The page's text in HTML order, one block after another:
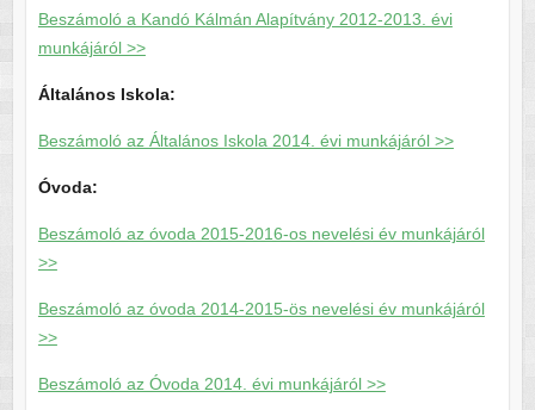
Beszámoló a Kandó Kálmán Alapítvány 2012-2013. évi
munkájáról >>
Általános Iskola:
Beszámoló az Általános Iskola 2014. évi munkájáról >>
Óvoda:
Beszámoló az óvoda 2015-2016-os nevelési év munkájáról
>>
Beszámoló az óvoda 2014-2015-ös nevelési év munkájáról
>>
Beszámoló az Óvoda 2014. évi munkájáról >>